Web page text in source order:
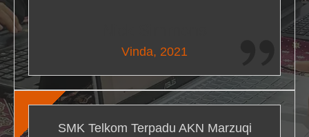
Vinda, 2021
SMK Telkom Terpadu AKN Marzuqi